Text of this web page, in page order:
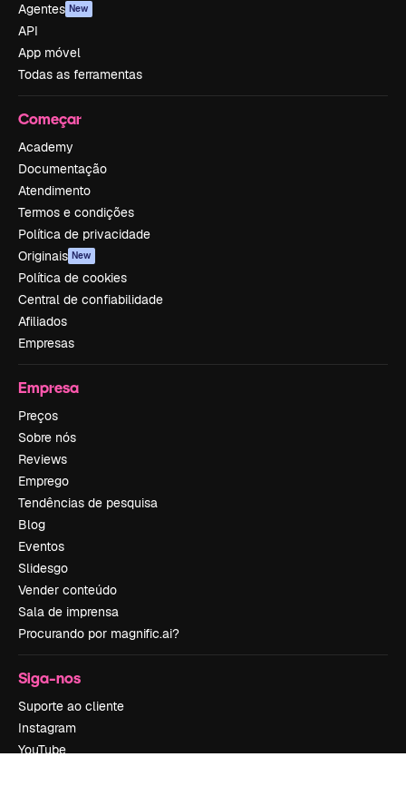
Agentes New
API
App móvel
Todas as ferramentas
Começar
Academy
Documentação
Atendimento
Termos e condições
Política de privacidade
Originais New
Política de cookies
Central de confiabilidade
Afiliados
Empresas
Empresa
Preços
Sobre nós
Reviews
Emprego
Tendências de pesquisa
Blog
Eventos
Slidesgo
Vender conteúdo
Sala de imprensa
Procurando por magnific.ai?
Siga-nos
Suporte ao cliente
Instagram
YouTube